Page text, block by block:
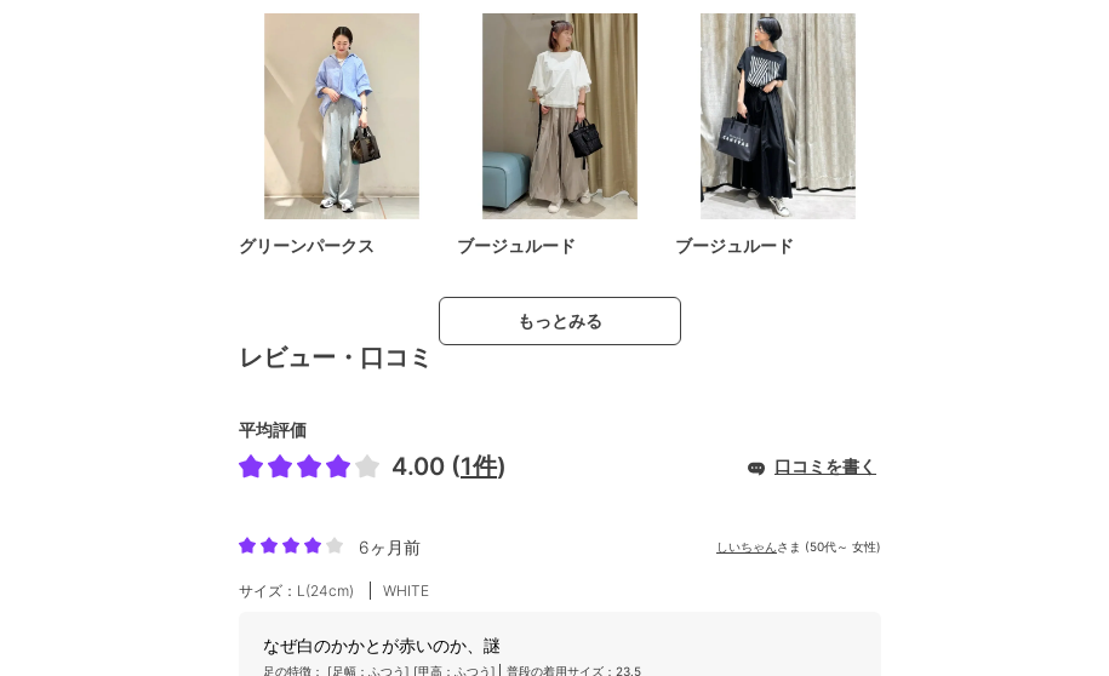
グリーンパークス ブージュルード ブージュルード
もっとみる
レビュー・口コミ
平均評価
4.00 (1件) 口コミを書く
6ヶ月前 しいちゃん さま (50代～ 女性)
サイズ：L(24cm) WHITE
なぜ白のかかとが赤いのか、謎
足の特徴： [足幅：ふつう] [甲高：ふつう] 普段の着用サイズ：23.5